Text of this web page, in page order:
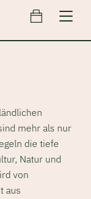
Cart
mehr als nur
die tiefe
Natur und
von
aus